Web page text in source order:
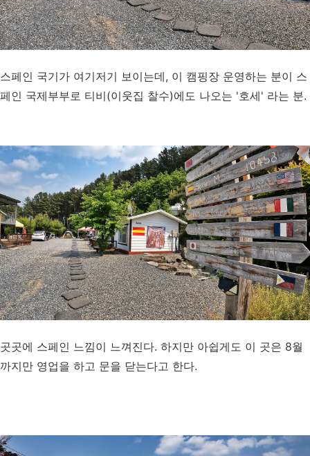
스페인 국기가 여기저기 보이는데, 이 캠핑장 운영하는 분이 스
페인 국제부부로 티비(이웃집 찰수)에도 나오는 '호세' 라는 분.
곳곳에 스페인 느낌이 느껴진다. 하지만 아쉽게도 이 곳은 8월
까지만 영업을 하고 문을 닫는다고 한다.